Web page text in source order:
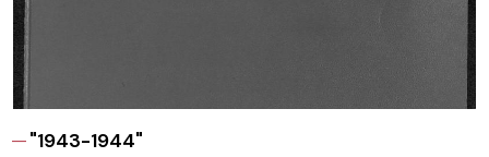
"1943-1944"